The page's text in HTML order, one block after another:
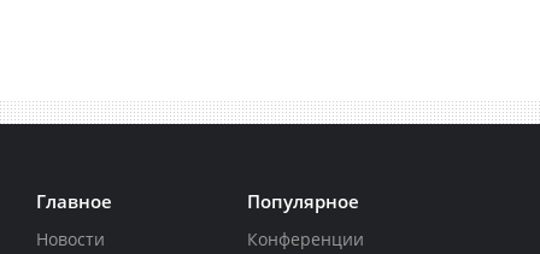
Главное
Новости
Популярное
Конференции